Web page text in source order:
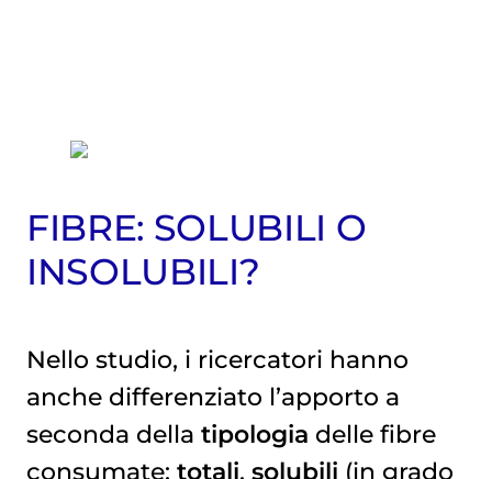
FIBRE: SOLUBILI O
INSOLUBILI?
Nello studio, i ricercatori hanno
anche differenziato l’apporto a
seconda della tipologia delle fibre
consumate: totali, solubili (in grado